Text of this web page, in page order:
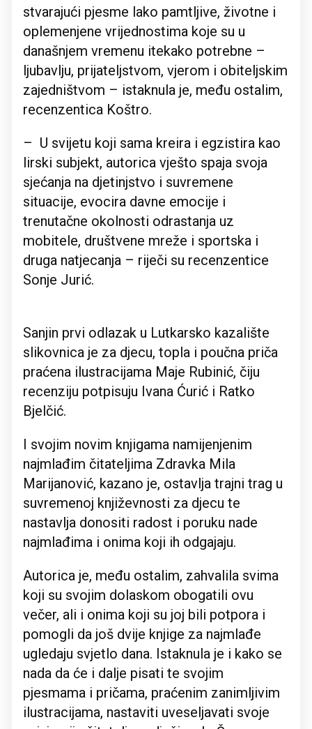
stvarajući pjesme lako pamtljive, životne i
oplemenjene vrijednostima koje su u
današnjem vremenu itekako potrebne –
ljubavlju, prijateljstvom, vjerom i obiteljskim
zajedništvom – istaknula je, među ostalim,
recenzentica Koštro.
– U svijetu koji sama kreira i egzistira kao
lirski subjekt, autorica vješto spaja svoja
sjećanja na djetinjstvo i suvremene
situacije, evocira davne emocije i
trenutačne okolnosti odrastanja uz
mobitele, društvene mreže i sportska i
druga natjecanja – riječi su recenzentice
Sonje Jurić.
Sanjin prvi odlazak u Lutkarsko kazalište
slikovnica je za djecu, topla i poučna priča
praćena ilustracijama Maje Rubinić, čiju
recenziju potpisuju Ivana Ćurić i Ratko
Bjelčić.
I svojim novim knjigama namijenjenim
najmlađim čitateljima Zdravka Mila
Marijanović, kazano je, ostavlja trajni trag u
suvremenoj književnosti za djecu te
nastavlja donositi radost i poruku nade
najmlađima i onima koji ih odgajaju.
Autorica je, među ostalim, zahvalila svima
koji su svojim dolaskom obogatili ovu
večer, ali i onima koji su joj bili potpora i
pomogli da još dvije knjige za najmlađe
ugledaju svjetlo dana. Istaknula je i kako se
nada da će i dalje pisati te svojim
pjesmama i pričama, praćenim zanimljivim
ilustracijama, nastaviti uveseljavati svoje